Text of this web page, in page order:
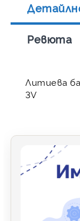
Ревюта
Литиева
3V